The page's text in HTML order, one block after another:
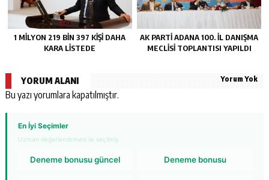
1 MİLYON 219 BİN 397 KİŞİ DAHA
KARA LİSTEDE
AK PARTİ ADANA 100. İL DANIŞMA
MECLİSİ TOPLANTISI YAPILDI
YORUM ALANI Yorum Yok
Bu yazı yorumlara kapatılmıştır.
En İyi Seçimler
Uzman değerlendirmesi ile seçilmiş
Deneme bonusu güncel Deneme bonusu